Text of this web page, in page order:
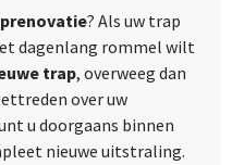
? Als uw trap
dagenlang rommel wilt
trap, overweeg dan
over uw
u doorgaans binnen
nieuwe uitstraling.